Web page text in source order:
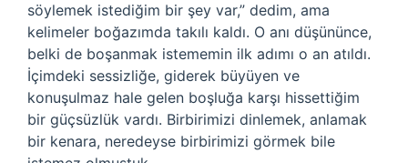
söylemek istediğim bir şey var,” dedim, ama
kelimeler boğazımda takılı kaldı. O anı düşününce,
belki de boşanmak istememin ilk adımı o an atıldı.
İçimdeki sessizliğe, giderek büyüyen ve
konuşulmaz hale gelen boşluğa karşı hissettiğim
bir güçsüzlük vardı. Birbirimizi dinlemek, anlamak
bir kenara, neredeyse birbirimizi görmek bile